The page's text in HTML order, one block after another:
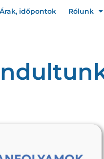
Árak, időpontok Rólunk